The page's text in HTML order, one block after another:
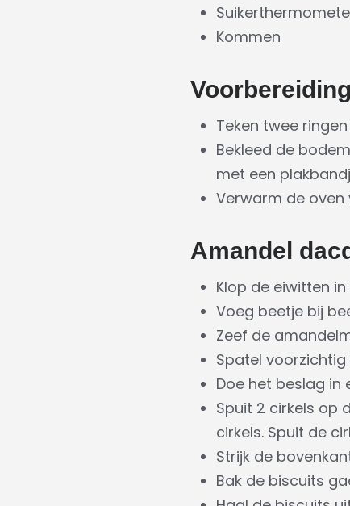
Kommen
Teken twee
Bekleed de
met een
Verwarm de oven
Amandel
Klop de eiwitten
Voeg beetje bij
Zeef de
Spatel
Doe het beslag in
Spuit 2 cirkels op
cirkels. Spuit de
Strijk de
Bak de biscuits